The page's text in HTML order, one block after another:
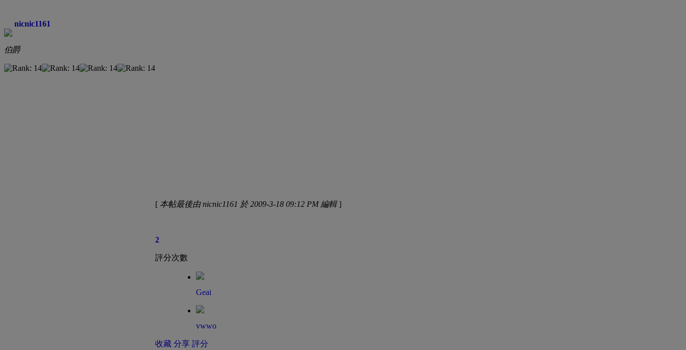
nicnic1161
伯爵
[ 本帖最後由 nicnic1161 於 2009-3-18 09:12 PM 編輯]
2
評分次數
Geai
vwwo
收藏 分享 評分